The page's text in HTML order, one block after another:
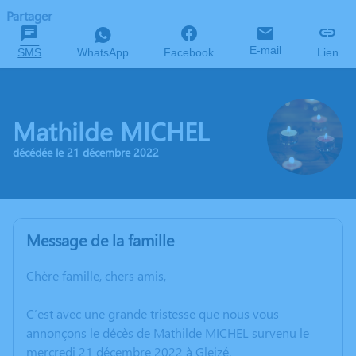
Partager
SMS WhatsApp Facebook E-mail Lien
Mathilde MICHEL
décédée le 21 décembre 2022
Message de la famille
Chère famille, chers amis,
C’est avec une grande tristesse que nous vous
annonçons le décès de Mathilde MICHEL survenu le
mercredi 21 décembre 2022 à Gleizé.